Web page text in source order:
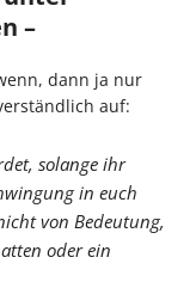
–
dann ja nur
auf:
solange ihr
in euch
von Bedeutung,
oder ein